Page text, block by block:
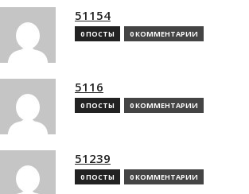
51154
0 ПОСТЫ 0 КОММЕНТАРИИ
5116
0 ПОСТЫ 0 КОММЕНТАРИИ
51239
0 ПОСТЫ 0 КОММЕНТАРИИ